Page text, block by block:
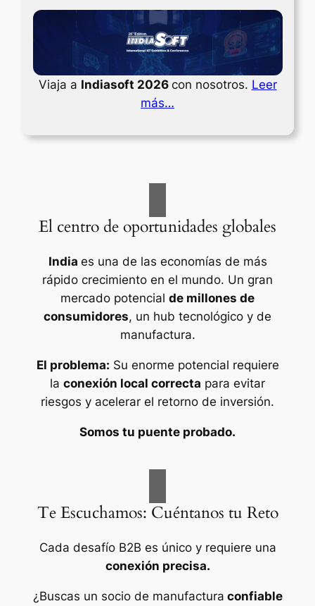
Viaja a Indiasoft 2026 con nosotros. Leer
más…
El centro de oportunidades globales
India es una de las economías de más
rápido crecimiento en el mundo. Un gran
mercado potencial de millones de
consumidores, un hub tecnológico y de
manufactura.
El problema: Su enorme potencial requiere
la conexión local correcta para evitar
riesgos y acelerar el retorno de inversión.
Somos tu puente probado.
Te Escuchamos: Cuéntanos tu Reto
Cada desafío B2B es único y requiere una
conexión precisa.
¿Buscas un socio de manufactura confiable